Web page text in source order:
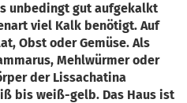
unbedingt gut aufgekalkt
viel Kalk benötigt. Auf
Obst oder Gemüse. Als
Mehlwürmer oder
der Lissachatina
bis weiß-gelb. Das Haus ist